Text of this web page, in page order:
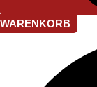
WARENKORB